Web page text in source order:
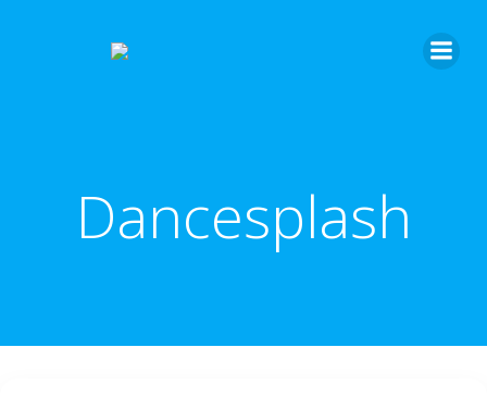
Dancesplash